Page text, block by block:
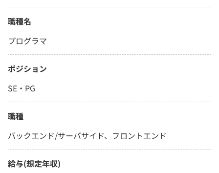
職種名
プログラマ
ポジション
SE・PG
職種
バックエンド/サーバサイド、フロントエンド
給与(想定年収)